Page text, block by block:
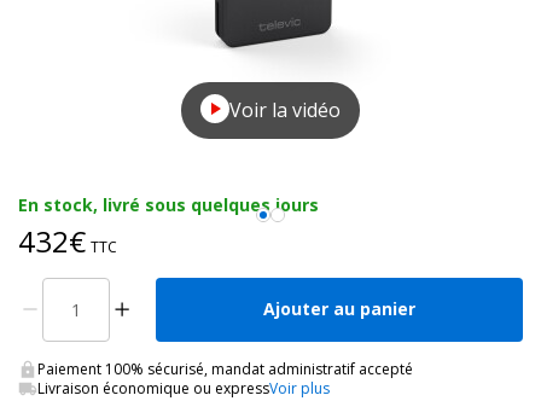
Voir la vidéo
En stock, livré sous quelques jours
432€ TTC
Ajouter au panier
Paiement 100% sécurisé, mandat administratif accepté
Livraison économique ou expressVoir plus